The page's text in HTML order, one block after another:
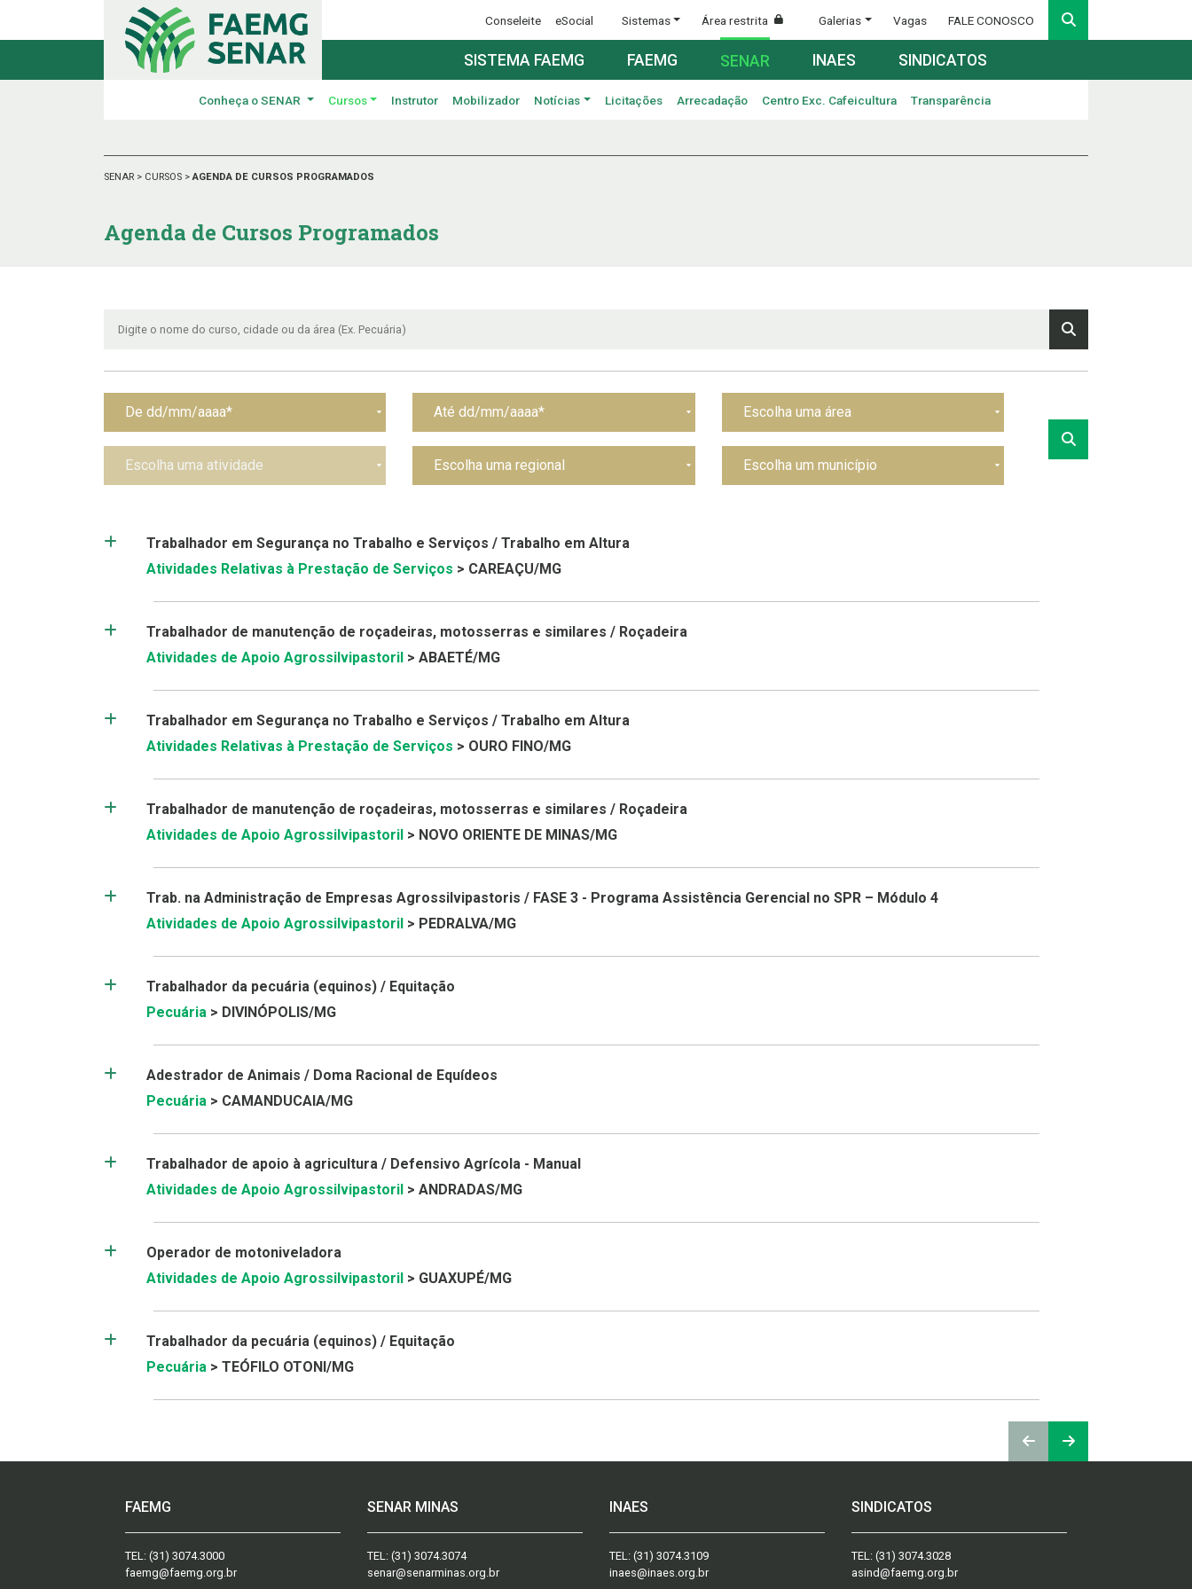
Conseleite eSocial Sistemas Área restrita Galerias Vagas FALE CONOSCO
SISTEMA FAEMG FAEMG SENAR INAES SINDICATOS
Conheça o SENAR Cursos Instrutor Mobilizador Notícias Licitações Arrecadação Centro Exc. Cafeicultura Transparência
SENAR > CURSOS >AGENDA DE CURSOS PROGRAMADOS
Agenda de Cursos Programados
Trabalhador em Segurança no Trabalho e Serviços / Trabalho em Altura
Atividades Relativas à Prestação de Serviços > CAREAÇU/MG
Trabalhador de manutenção de roçadeiras, motosserras e similares / Roçadeira
Atividades de Apoio Agrossilvipastoril > ABAETÉ/MG
Trabalhador em Segurança no Trabalho e Serviços / Trabalho em Altura
Atividades Relativas à Prestação de Serviços > OURO FINO/MG
Trabalhador de manutenção de roçadeiras, motosserras e similares / Roçadeira
Atividades de Apoio Agrossilvipastoril > NOVO ORIENTE DE MINAS/MG
Trab. na Administração de Empresas Agrossilvipastoris / FASE 3 - Programa Assistência Gerencial no SPR – Módulo 4
Atividades de Apoio Agrossilvipastoril > PEDRALVA/MG
Trabalhador da pecuária (equinos) / Equitação
Pecuária > DIVINÓPOLIS/MG
Adestrador de Animais / Doma Racional de Equídeos
Pecuária > CAMANDUCAIA/MG
Trabalhador de apoio à agricultura / Defensivo Agrícola - Manual
Atividades de Apoio Agrossilvipastoril > ANDRADAS/MG
Operador de motoniveladora
Atividades de Apoio Agrossilvipastoril > GUAXUPÉ/MG
Trabalhador da pecuária (equinos) / Equitação
Pecuária > TEÓFILO OTONI/MG
FAEMG
TEL: (31) 3074.3000
faemg@faemg.org.br
SENAR MINAS
TEL: (31) 3074.3074
senar@senarminas.org.br
INAES
TEL: (31) 3074.3109
inaes@inaes.org.br
SINDICATOS
TEL: (31) 3074.3028
asind@faemg.org.br